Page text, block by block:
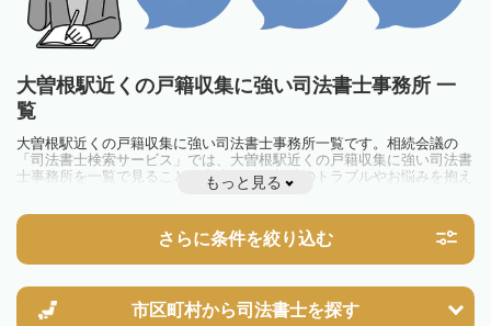
大曽根駅近くの戸籍収集に強い司法書士事務所 一
覧
大曽根駅近くの戸籍収集に強い司法書士事務所一覧です。相続会議の
「司法書士検索サービス」では、大曽根駅近くの戸籍収集に強い司法書
士事務所を一覧で見ることが出来ます。相続のトラブルやお悩みを抱え
ている方は一度近隣の司法書士に相談してみましょう。
もっと見る
さらに条件を絞り込む
市区町村から司法書士を探す